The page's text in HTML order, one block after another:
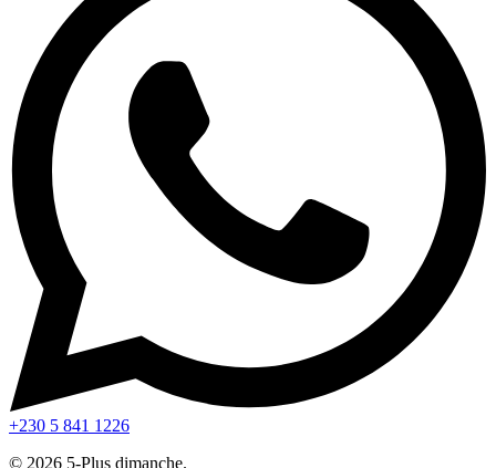
+230 5 841 1226
© 2026 5-Plus dimanche.